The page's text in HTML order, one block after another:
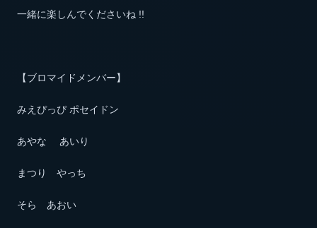
一緒に楽しんでくださいね !!
【ブロマイドメンバー】
みえぴっぴ ポセイドン
あやな あいり
まつり やっち
そら あおい